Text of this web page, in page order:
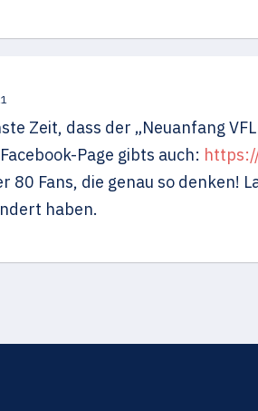
Zeit, dass der „Neuanfang
Page gibts auch:
80 Fans, die genau so denken!
haben.